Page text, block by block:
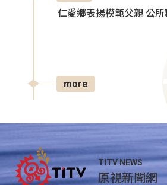
仁愛鄉表揚模範父親 公
more
TITV NEWS
原視新聞網